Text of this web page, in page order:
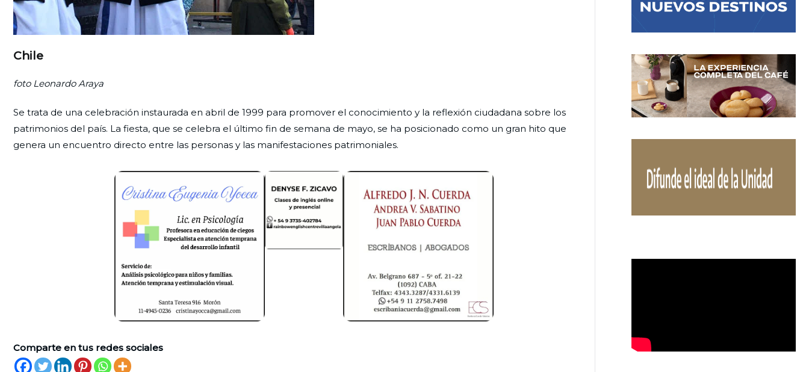
Chile
foto Leonardo Araya
Se trata de una celebración instaurada en abril de 1999 para promover el conocimiento y la reflexión ciudadana sobre los
patrimonios del país. La fiesta, que se celebra el último fin de semana de mayo, se ha posicionado como un gran hito que
genera un encuentro directo entre las personas y las manifestaciones patrimoniales.
Comparte en tus redes sociales